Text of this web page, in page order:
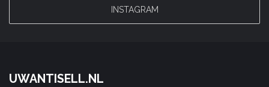
INSTAGRAM
UWANTISELL.NL